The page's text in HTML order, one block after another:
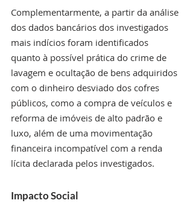
Complementarmente, a partir da análise
dos dados bancários dos investigados
mais indícios foram identificados
quanto à possível prática do crime de
lavagem e ocultação de bens adquiridos
com o dinheiro desviado dos cofres
públicos, como a compra de veículos e
reforma de imóveis de alto padrão e
luxo, além de uma movimentação
financeira incompatível com a renda
lícita declarada pelos investigados.
Impacto Social